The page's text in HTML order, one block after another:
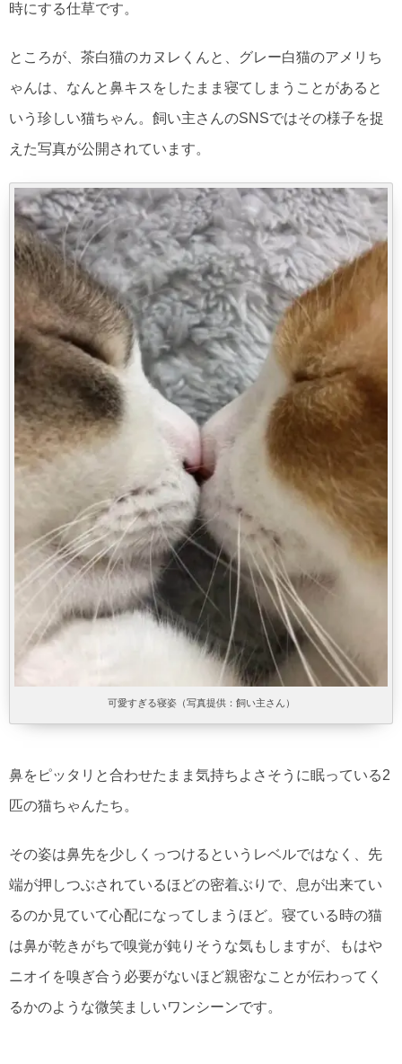
時にする仕草です。
ところが、茶白猫のカヌレくんと、グレー白猫のアメリち
ゃんは、なんと鼻キスをしたまま寝てしまうことがあると
いう珍しい猫ちゃん。飼い主さんのSNSではその様子を捉
えた写真が公開されています。
可愛すぎる寝姿（写真提供：飼い主さん）
鼻をピッタリと合わせたまま気持ちよさそうに眠っている2
匹の猫ちゃんたち。
その姿は鼻先を少しくっつけるというレベルではなく、先
端が押しつぶされているほどの密着ぶりで、息が出来てい
るのか見ていて心配になってしまうほど。寝ている時の猫
は鼻が乾きがちで嗅覚が鈍りそうな気もしますが、もはや
ニオイを嗅ぎ合う必要がないほど親密なことが伝わってく
るかのような微笑ましいワンシーンです。